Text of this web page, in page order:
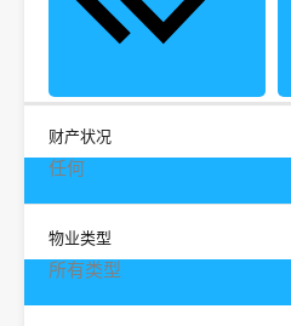
财产状况
任何
物业类型
所有类型